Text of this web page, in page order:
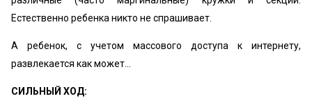
Естественно ребенка никто не спрашивает.
А ребенок, с учетом массового доступа к интернету,
развлекается как может…
СИЛЬНЫЙ ХОД: